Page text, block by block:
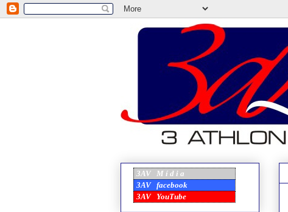
3AV
M í d i a
3AV facebook
3AV YouTube